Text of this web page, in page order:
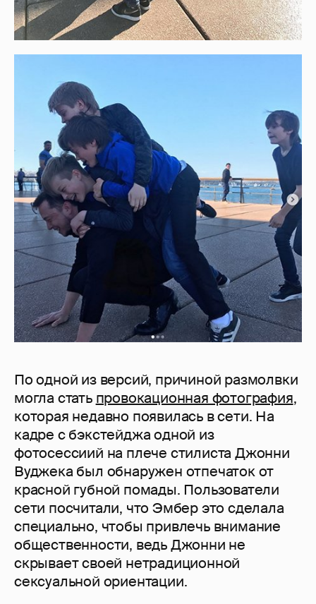
По одной из версий, причиной размолвки
могла стать провокационная фотография,
которая недавно появилась в сети. На
кадре с бэкстейджа одной из
фотосессиий на плече стилиста Джонни
Вуджека был обнаружен отпечаток от
красной губной помады. Пользователи
сети посчитали, что Эмбер это сделала
специально, чтобы привлечь внимание
общественности, ведь Джонни не
скрывает своей нетрадиционной
сексуальной ориентации.